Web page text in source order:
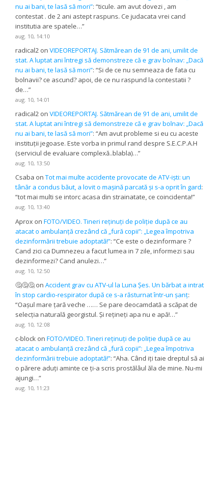
nu ai bani, te lasă să mori”: “ticule. am avut dovezi , am
contestat . de 2 ani astept raspuns. Ce judacata vrei cand
institutia are spatele…”
aug. 10, 14:10
radical2 onVIDEOREPORTAJ. Sătmărean de 91 de ani, umilit de
stat. A luptat ani întregi să demonstreze că e grav bolnav: „Dacă
nu ai bani, te lasă să mori”: “Si de ce nu semneaza de fata cu
bolnavii? ce ascund? apoi, de ce nu raspund la contestatii ?
de…”
aug. 10, 14:01
radical2 onVIDEOREPORTAJ. Sătmărean de 91 de ani, umilit de
stat. A luptat ani întregi să demonstreze că e grav bolnav: „Dacă
nu ai bani, te lasă să mori”: “Am avut probleme si eu cu aceste
instituții jegoase. Este vorba in primul rand despre S.E.C.P.A.H
(serviciul de evaluare complexă..blabla)…”
aug. 10, 13:50
Csaba onTot mai multe accidente provocate de ATV-iști: un
tânăr a condus băut, a lovit o mașină parcată și s-a oprit în gard:
“tot mai multi se intorc acasa din strainatate, ce coincidenta!”
aug. 10, 13:40
Aprox onFOTO/VIDEO. Tineri reținuți de poliție după ce au
atacat o ambulanță crezând că „fură copii”: „Legea împotriva
dezinformării trebuie adoptată!”: “Ce este o dezinformare ?
Cand zici ca Dumnezeu a facut lumea in 7 zile, informezi sau
dezinformezi? Cand anulezi…”
aug. 10, 12:50
🤔🤔🤔 onAccident grav cu ATV-ul la Luna Șes. Un bărbat a intrat
în stop cardio-respirator după ce s-a răsturnat într-un șanț:
“Oașul mare țară veche …… Se pare deocamdată a scăpat de
selecția naturală georgistul. Și rețineți apa nu e apă!…”
aug. 10, 12:08
c-block onFOTO/VIDEO. Tineri reținuți de poliție după ce au
atacat o ambulanță crezând că „fură copii”: „Legea împotriva
dezinformării trebuie adoptată!”: “Aha. Când iți taie dreptul să ai
o părere aduți aminte ce ți-a scris prostălâul ăla de mine. Nu-mi
ajungi…”
aug. 10, 11:23